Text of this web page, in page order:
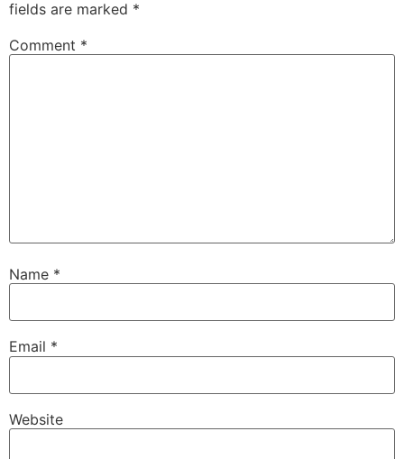
fields are marked *
Comment *
Name *
Email *
Website